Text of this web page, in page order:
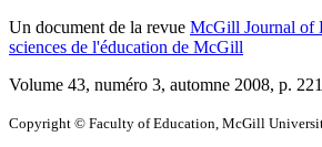
Un document de la revue McGill Journal of
sciences de l'éducation de McGill
Volume 43, numéro 3, automne 2008, p.
Copyright © Faculty of Education, McGill